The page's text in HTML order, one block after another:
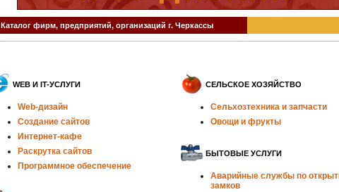
Каталог фирм, предприятий, организаций г. Черкассы
WEB И IT-УСЛУГИ
Web-дизайн
Создание сайтов
Интернет-кафе
Раскрутка сайтов
Программное обеспечение
СЕЛЬСКОЕ ХОЗЯЙСТВО
Сельхозтехника и запчасти
Овощи и фрукты
БЫТОВЫЕ УСЛУГИ
Аварийные службы по
замков